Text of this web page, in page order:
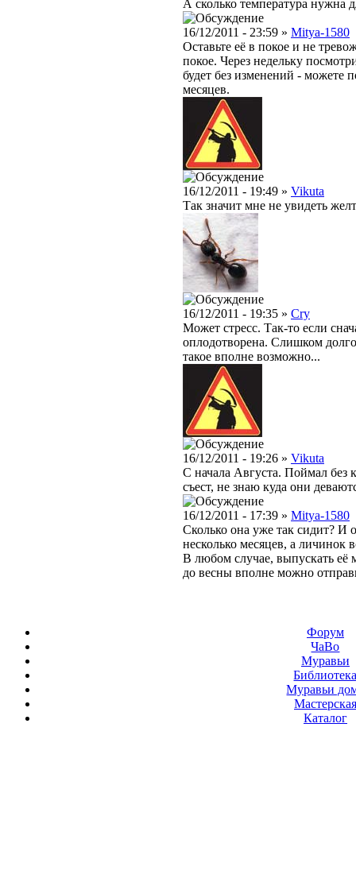
А сколько температура нужна
16/12/2011 - 23:59 » Mitya-1580
Оставьте её в покое и не
покое. Через недельку
будет без изменений - можете
месяцев.
16/12/2011 - 19:49 » Vikuta
Так значит мне не увидеть
16/12/2011 - 19:35 » Cry
Может стресс. Так-то если
оплодотворена. Слишком долго
такое вполне возможно...
16/12/2011 - 19:26 » Vikuta
C начала Августа. Поймал
съест, не знаю куда они
16/12/2011 - 17:39 » Mitya-1580
Сколько она уже так сидит? И
несколько месяцев, а личинок
В любом случае, выпускать её
до весны вполне можно
Форум
ЧаВо
Муравьи
Муравьи
Мастерская
Каталог